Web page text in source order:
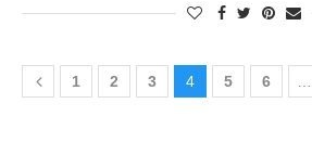
1 2 3 4 5 6 …